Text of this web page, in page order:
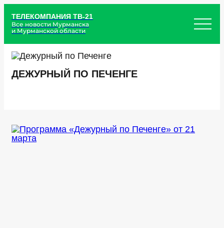
ТЕЛЕКОМПАНИЯ ТВ-21
Все новости Мурманска
и Мурманской области
ДЕЖУРНЫЙ ПО ПЕЧЕНГЕ